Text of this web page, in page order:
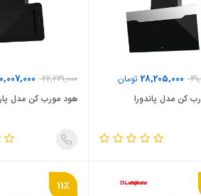
28,205,000 تومان
کن مدل پاندورا
22,231,000
هود مورب کن مدل
11٪